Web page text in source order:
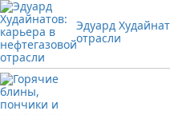
Эдуард
отрасли